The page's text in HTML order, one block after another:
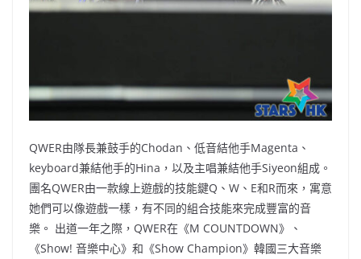
QWER由隊長兼鼓手的Chodan、低音結他手Magenta、
keyboard兼結他手的Hina，以及主唱兼結他手Siyeon組成。
團名QWER由一款線上遊戲的技能鍵Q、W、E和R而來，寓意
她們可以像遊戲一樣，有不同的組合技能來完成豐富的音
樂。 出道一年之際，QWER在《M COUNTDOWN》、
《Show! 音樂中心》和《Show Champion》韓國三大音樂